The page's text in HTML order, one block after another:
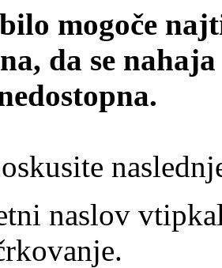
mogoče
da se
naslov